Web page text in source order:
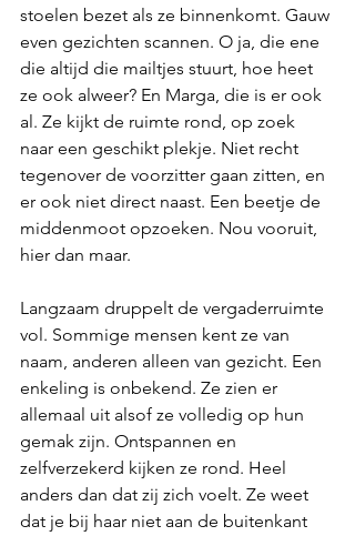
stoelen bezet als ze binnenkomt. Gauw
even gezichten scannen. O ja, die ene
die altijd die mailtjes stuurt, hoe heet
ze ook alweer? En Marga, die is er ook
al. Ze kijkt de ruimte rond, op zoek
naar een geschikt plekje. Niet recht
tegenover de voorzitter gaan zitten, en
er ook niet direct naast. Een beetje de
middenmoot opzoeken. Nou vooruit,
hier dan maar.
Langzaam druppelt de vergaderruimte
vol. Sommige mensen kent ze van
naam, anderen alleen van gezicht. Een
enkeling is onbekend. Ze zien er
allemaal uit alsof ze volledig op hun
gemak zijn. Ontspannen en
zelfverzekerd kijken ze rond. Heel
anders dan dat zij zich voelt. Ze weet
dat je bij haar niet aan de buitenkant